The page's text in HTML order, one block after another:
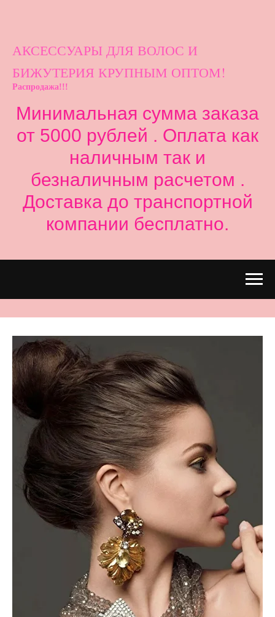
АКСЕССУАРЫ ДЛЯ ВОЛОС И
БИЖУТЕРИЯ КРУПНЫМ ОПТОМ!
Распродажа!!!
Минимальная сумма заказа
от 5000 рублей . Оплата как
наличным так и
безналичным расчетом .
Доставка до транспортной
компании бесплатно.